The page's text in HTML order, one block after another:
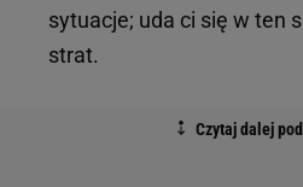
sytuacje; uda ci się w ten
strat.